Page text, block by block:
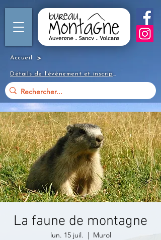
Accueil >
Détails de l'événement et inscription
La faune de montagne
lun. 15 juil.
  |
Murol